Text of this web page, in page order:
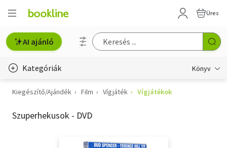
Üres
AI ajánló
Kategóriák Könyv
Életmód, egészség
Erotika
Kiegészítő/Ajándék Film Vígjáték Vígjátékok
Szuperhekusok - DVD